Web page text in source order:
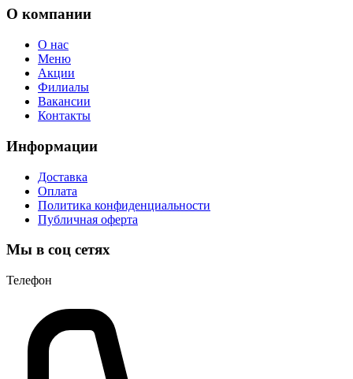
О компании
О нас
Меню
Акции
Филиалы
Вакансии
Контакты
Информации
Доставка
Оплата
Политика конфиденциальности
Публичная оферта
Мы в соц сетях
Телефон